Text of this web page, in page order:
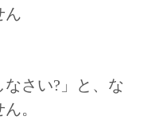
ん
さい?」と、な
。